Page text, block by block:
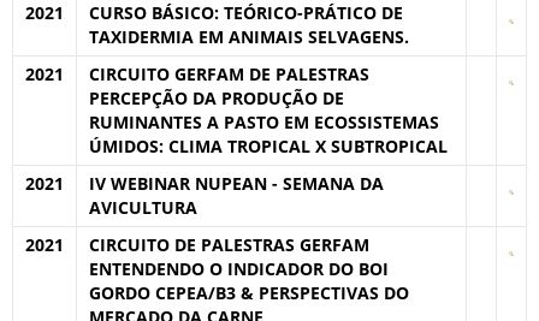
2021
CURSO BÁSICO: TEÓRICO-PRÁTICO DE
TAXIDERMIA EM ANIMAIS SELVAGENS.
2021
CIRCUITO GERFAM DE PALESTRAS
PERCEPÇÃO DA PRODUÇÃO DE
RUMINANTES A PASTO EM ECOSSISTEMAS
ÚMIDOS: CLIMA TROPICAL X SUBTROPICAL
2021
IV WEBINAR NUPEAN - SEMANA DA
AVICULTURA
2021
CIRCUITO DE PALESTRAS GERFAM
ENTENDENDO O INDICADOR DO BOI
GORDO CEPEA/B3 & PERSPECTIVAS DO